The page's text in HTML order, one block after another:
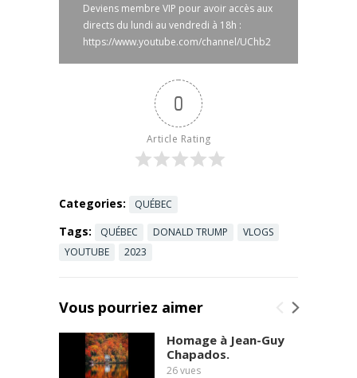
Deviens membre VIP pour avoir accès aux
directs du lundi au vendredi à 18h :
https://www.youtube.com/channel/UChb2
0
Article Rating
Categories: QUÉBEC
Tags: QUÉBEC DONALD TRUMP
VLOGS
YOUTUBE
2023
Vous pourriez aimer
Homage à Jean-Guy
Chapados.
26vues